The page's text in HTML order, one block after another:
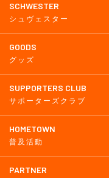
SCHWESTER
シュヴェスター
GOODS
グッズ
SUPPORTERS CLUB
サポーターズクラブ
HOMETOWN
普及活動
PARTNER